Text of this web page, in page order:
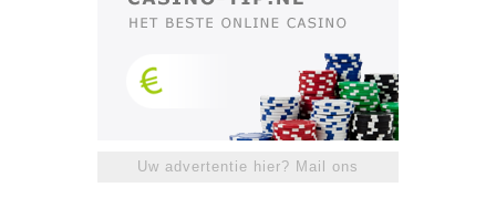
Uw advertentie hier? Mail ons